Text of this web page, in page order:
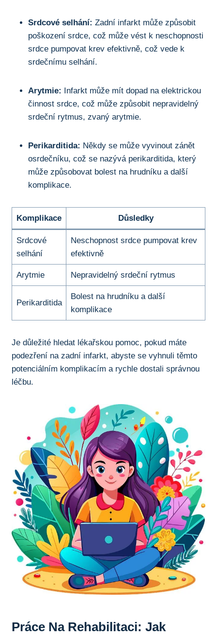
Srdcové selhání: Zadní infarkt může způsobit
poškození srdce, což může vést k neschopnosti
srdce pumpovat krev efektivně, což vede k
srdečnímu selhání.
Arytmie: Infarkt může mít dopad na elektrickou
činnost srdce, což může způsobit nepravidelný
srdeční rytmus, zvaný arytmie.
Perikarditida: Někdy se může vyvinout zánět
osrdečníku, což se nazývá perikarditida, který
může způsobovat bolest na hrudníku a další
komplikace.
Komplikace Důsledky
Srdcové
selhání
Neschopnost srdce pumpovat krev
efektivně
Arytmie Nepravidelný srdeční rytmus
Perikarditida
Bolest na hrudníku a další
komplikace
Je důležité hledat lékařskou pomoc, pokud máte
podezření na zadní infarkt, abyste se vyhnuli těmto
potenciálním komplikacím a rychle dostali správnou
léčbu.
Práce Na Rehabilitaci: Jak